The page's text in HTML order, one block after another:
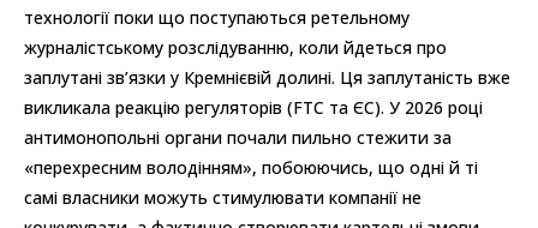
технології поки що поступаються ретельному
журналістському розслідуванню, коли йдеться про
заплутані зв’язки у Кремнієвій долині. Ця заплутаність вже
викликала реакцію регуляторів (FTC та ЄС). У 2026 році
антимонопольні органи почали пильно стежити за
«перехресним володінням», побоюючись, що одні й ті
самі власники можуть стимулювати компанії не